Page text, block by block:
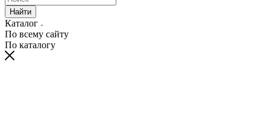
Найти
Каталог
По всему сайту
По каталогу